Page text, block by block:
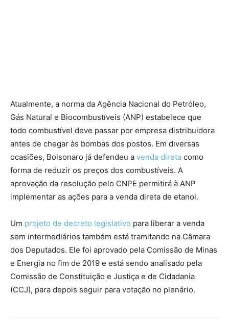
Atualmente, a norma da Agência Nacional do Petróleo,
Gás Natural e Biocombustíveis (ANP) estabelece que
todo combustível deve passar por empresa distribuidora
antes de chegar às bombas dos postos. Em diversas
ocasiões, Bolsonaro já defendeu a venda direta como
forma de reduzir os preços dos combustíveis. A
aprovação da resolução pelo CNPE permitirá à ANP
implementar as ações para a venda direta de etanol.
Um projeto de decreto legislativo para liberar a venda
sem intermediários também está tramitando na Câmara
dos Deputados. Ele foi aprovado pela Comissão de Minas
e Energia no fim de 2019 e está sendo analisado pela
Comissão de Constituição e Justiça e de Cidadania
(CCJ), para depois seguir para votação no plenário.